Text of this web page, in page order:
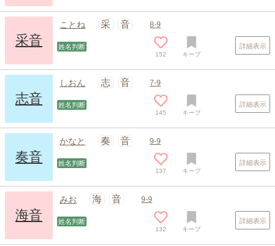
采音
ことね 采 音 8-9
姓名判断
152 キープ
詳細表示
志音
しおん 志 音 7-9
姓名判断
145 キープ
詳細表示
奏音
かなと 奏 音 9-9
姓名判断
137 キープ
詳細表示
海音
みお 海 音 9-9
姓名判断
132 キープ
詳細表示